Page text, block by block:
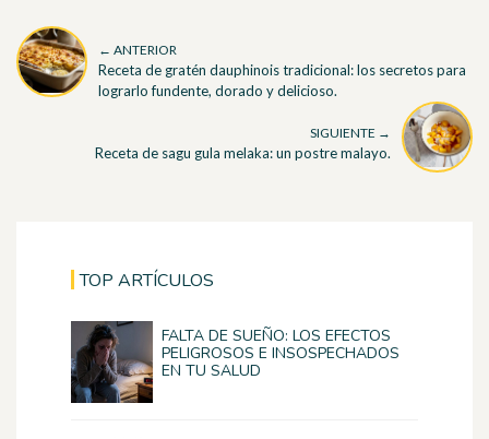
← ANTERIOR
Receta de gratén dauphinois tradicional: los secretos para
lograrlo fundente, dorado y delicioso.
SIGUIENTE →
Receta de sagu gula melaka: un postre malayo.
TOP ARTÍCULOS
FALTA DE SUEÑO: LOS EFECTOS
PELIGROSOS E INSOSPECHADOS
EN TU SALUD